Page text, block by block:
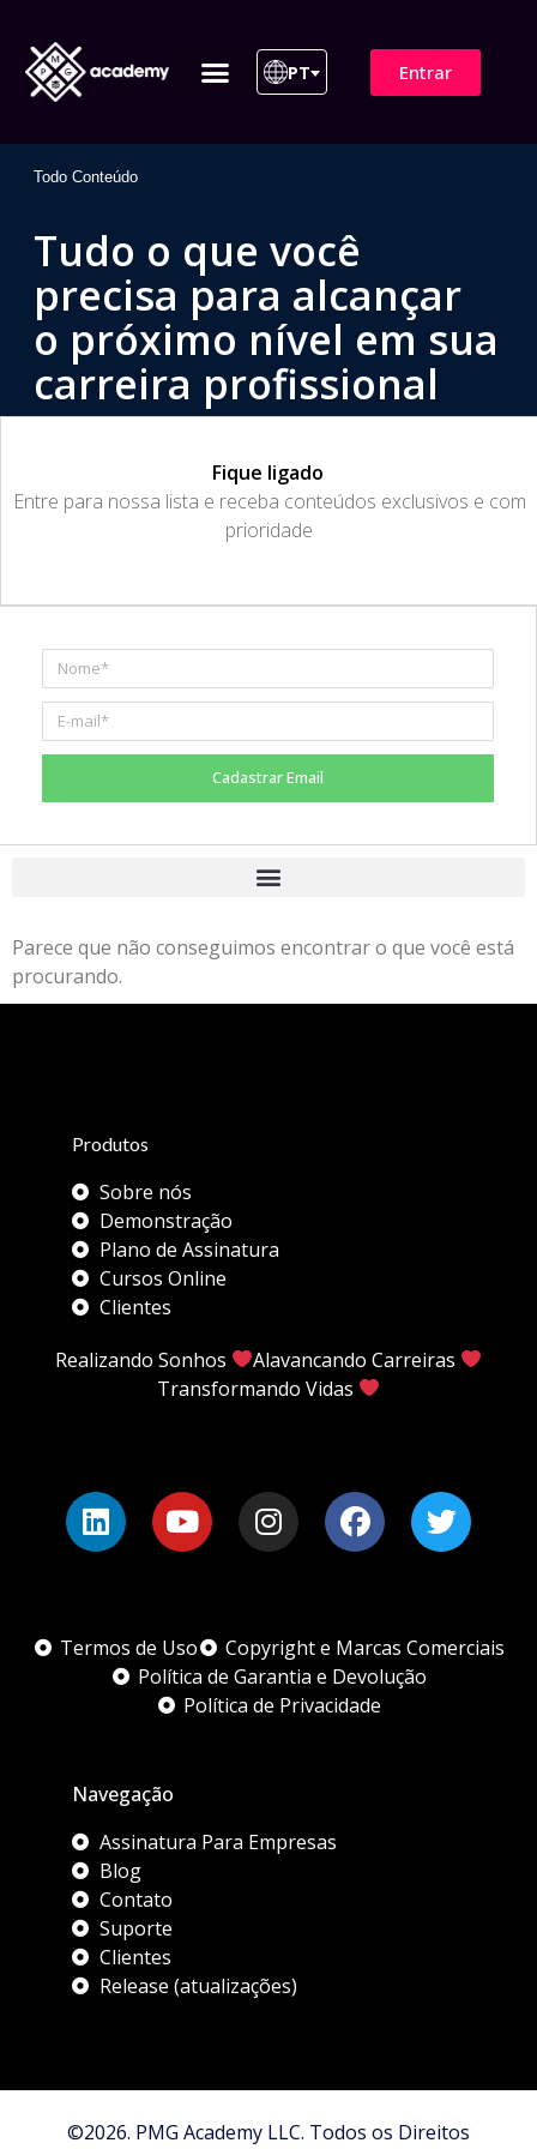
PT Entrar
Todo Conteúdo
Tudo o que você
precisa para alcançar
o próximo nível em sua
carreira profissional
Fique ligado
​Entre para nossa lista e receba conteúdos exclusivos e com
prioridade
Cadastrar Email
Parece que não conseguimos encontrar o que você está
procurando.
Produtos
Sobre nós
Demonstração
Plano de Assinatura
Cursos Online
Clientes
Realizando Sonhos
Alavancando Carreiras
Transformando Vidas
Termos de Uso
Copyright e Marcas Comerciais
Política de Garantia e Devolução
Política de Privacidade
Navegação
Assinatura Para Empresas
Blog
Contato
Suporte
Clientes
Release (atualizações)
©2026. PMG Academy LLC. Todos os Direitos